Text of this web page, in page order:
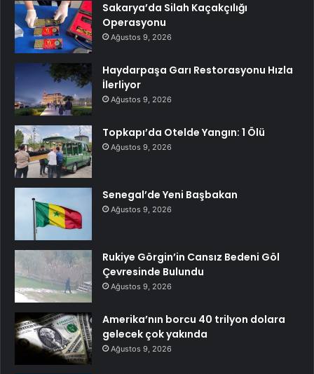
Sakarya’da Silah Kaçakçılığı
Operasyonu
Ağustos 9, 2026
Haydarpaşa Garı Restorasyonu Hızla
İlerliyor
Ağustos 9, 2026
Topkapı’da Otelde Yangın: 1 Ölü
Ağustos 9, 2026
Senegal’de Yeni Başbakan
Ağustos 9, 2026
Rukiye Görgin’in Cansız Bedeni Göl
Çevresinde Bulundu
Ağustos 9, 2026
Amerika’nın borcu 40 trilyon dolara
gelecek çok yakında
Ağustos 9, 2026